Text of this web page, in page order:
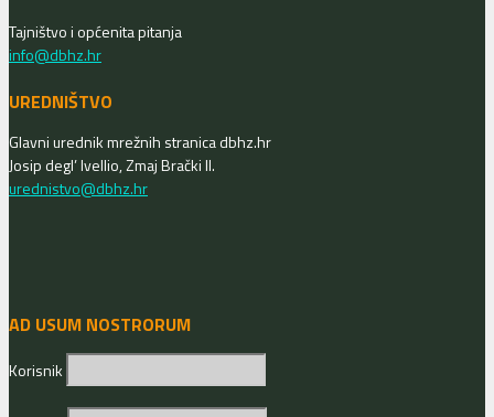
Tajništvo i općenita pitanja
info@dbhz.hr
UREDNIŠTVO
Glavni urednik mrežnih stranica dbhz.hr
Josip degl’ Ivellio, Zmaj Brački II.
urednistvo@dbhz.hr
AD USUM NOSTRORUM
Korisnik